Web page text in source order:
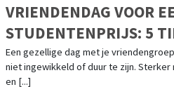
VRIENDENDAG VOOR
STUDENTENPRIJS: 5
ONVERGETELIJK UITJE
Een gezellige dag met je
niet ingewikkeld of duur te zijn.
en [...]